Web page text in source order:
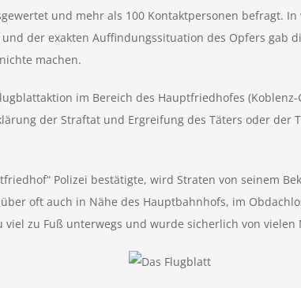
und mehr als 100 Kontaktpersonen befragt.
der exakten Auffindungssituation des Opfers gab
machen.
im Bereich des Hauptfriedhofes
der Straftat und Ergreifung des Täters oder
Polizei bestätigte, wird Straten von seinem
oft auch in Nähe des Hauptbahnhofs, im
zu Fuß unterwegs und wurde sicherlich von